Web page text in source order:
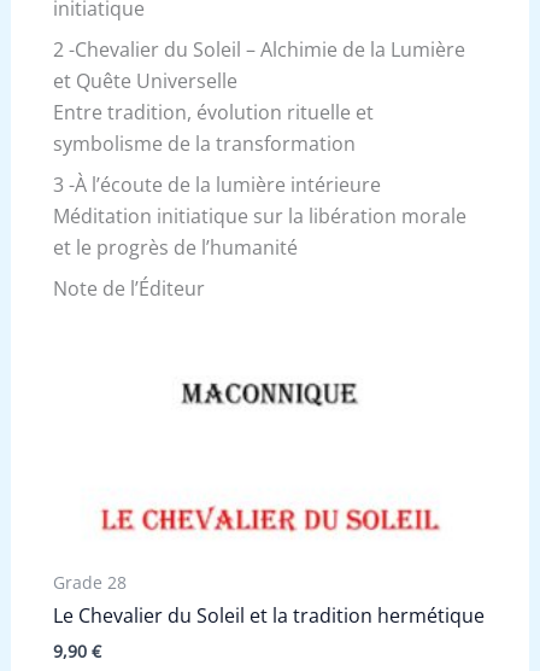
initiatique
2 -Chevalier du Soleil – Alchimie de la Lumière
et Quête Universelle
Entre tradition, évolution rituelle et
symbolisme de la transformation
3 -À l’écoute de la lumière intérieure
Méditation initiatique sur la libération morale
et le progrès de l’humanité
Note de l’Éditeur
Grade 28
Le Chevalier du Soleil et la tradition hermétique
9,90 €